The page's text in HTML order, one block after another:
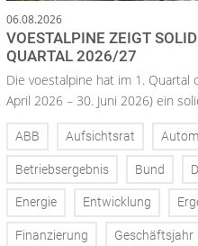
06.08.2026
VOESTALPINE ZEIGT
QUARTAL 2026/27
Die voestalpine hat im 1. Quartal
April 2026 – 30. Juni 2026) ein
ABB Aufsichtsrat
Betriebsergebnis Bund
Energie Entwicklung
Finanzierung Geschäftsjahr